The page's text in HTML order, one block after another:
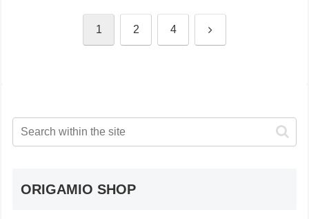
1 2 4 Next
ORIGAMIO SHOP